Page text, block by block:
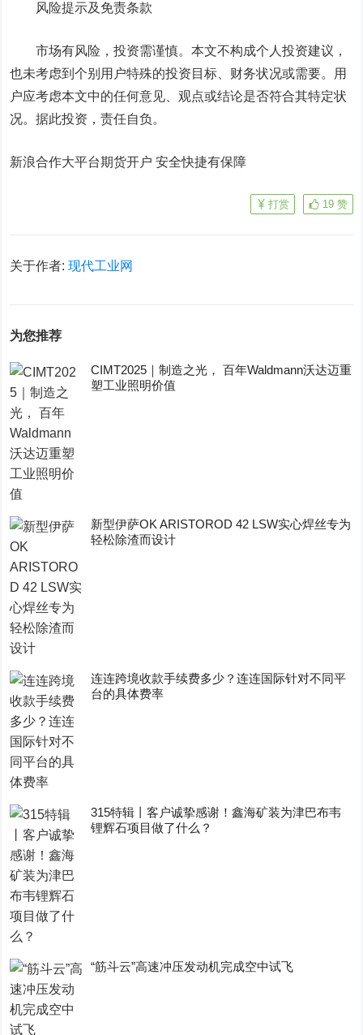
风险提示及免责条款
市场有风险，投资需谨慎。本文不构成个人投资建议，
也未考虑到个别用户特殊的投资目标、财务状况或需要。用
户应考虑本文中的任何意见、观点或结论是否符合其特定状
况。据此投资，责任自负。
新浪合作大平台期货开户 安全快捷有保障
19 赞
打赏
关于作者:现代工业网
为您推荐
CIMT2025｜制造之光， 百年Waldmann沃达迈重
塑工业照明价值
新型伊萨OK ARISTOROD 42 LSW实心焊丝专为
轻松除渣而设计
连连跨境收款手续费多少？连连国际针对不同平
台的具体费率
315特辑丨客户诚挚感谢！鑫海矿装为津巴布韦
锂辉石项目做了什么？
“筋斗云”高速冲压发动机完成空中试飞